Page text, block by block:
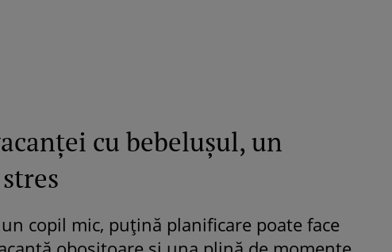
cu bebelușul, un
copil mic, puțină planificare poate face